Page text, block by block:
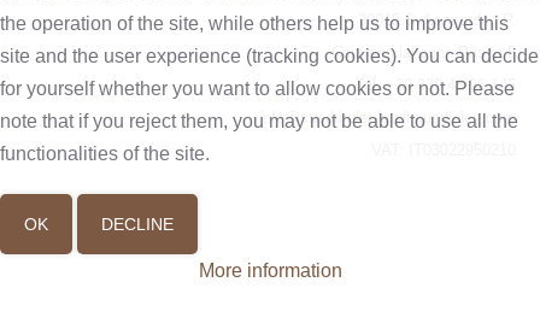
39015 S. Leonardo i.P.
Commercial zone Passo 5
Tel. +39 339 46 96 145
info@suedtiroler-landhausdielen.com
the operation of the site, while others help us to improve this
site and the user experience (tracking cookies). You can decide
for yourself whether you want to allow cookies or not. Please
note that if you reject them, you may not be able to use all the
functionalities of the site.
OK DECLINE
More information